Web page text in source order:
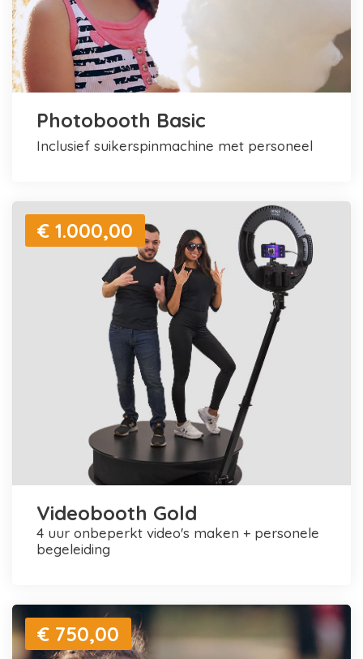
Photobooth Basic
inclusief suikerspinmachine met personeel
€ 1.000,00
Videobooth Gold
4 uur onbeperkt video's maken + personele
begeleiding
€ 750,00